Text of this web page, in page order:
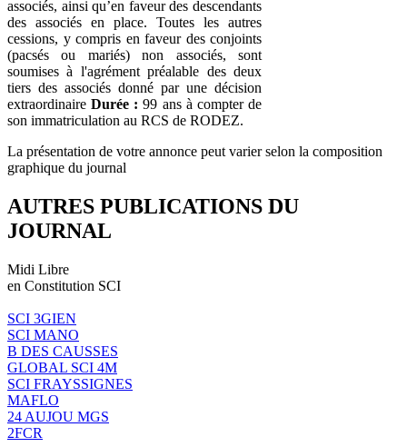
associés, ainsi qu’en faveur des descendants
des associés en place. Toutes les autres
cessions, y compris en faveur des conjoints
(pacsés ou mariés) non associés, sont
soumises à l'agrément préalable des deux
tiers des associés donné par une décision
extraordinaireDurée : 99 ans à compter de
son immatriculation au RCS de RODEZ.
La présentation de votre annonce peut varier selon la composition
graphique du journal
AUTRES PUBLICATIONS DU
JOURNAL
Midi Libre
en Constitution SCI
SCI 3GIEN
SCI MANO
B DES CAUSSES
GLOBAL SCI 4M
SCI FRAYSSIGNES
MAFLO
24 AUJOU MGS
2FCR